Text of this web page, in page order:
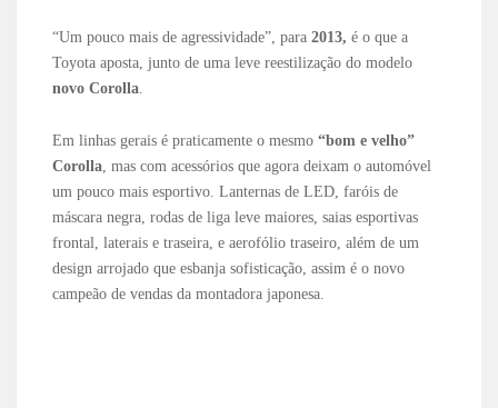
“Um pouco mais de agressividade”, para2013, é o que a
Toyota aposta, junto de uma leve reestilização do modelo
novo Corolla.
Em linhas gerais é praticamente o mesmo “bom e velho”
Corolla , mas com acessórios que agora deixam o automóvel
um pouco mais esportivo. Lanternas de LED, faróis de
máscara negra, rodas de liga leve maiores, saias esportivas
frontal, laterais e traseira, e aerofólio traseiro, além de um
design arrojado que esbanja sofisticação, assim é o novo
campeão de vendas da montadora japonesa.